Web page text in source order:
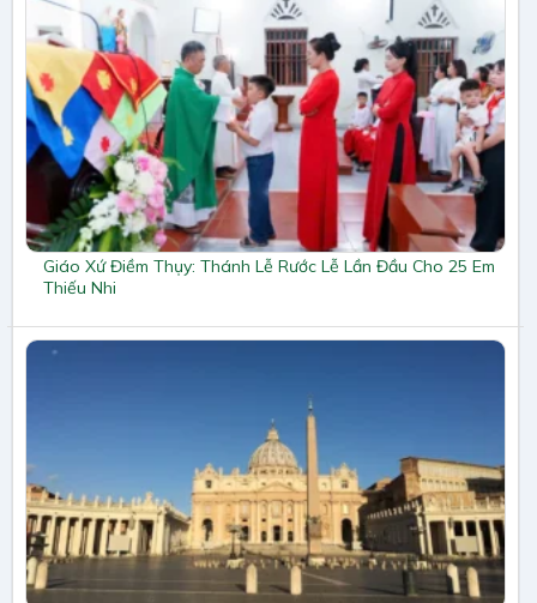
Giáo Xứ Điềm Thụy: Thánh Lễ Rước Lễ Lần Đầu Cho 25 Em
Thiếu Nhi